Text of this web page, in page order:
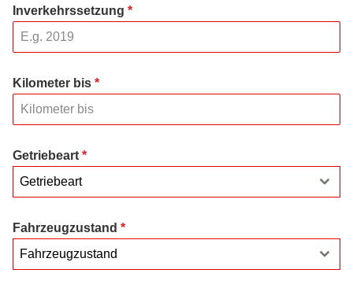
Inverkehrssetzung *
Kilometer bis *
Getriebeart *
Getriebeart
Fahrzeugzustand *
Fahrzeugzustand